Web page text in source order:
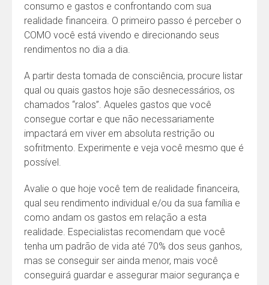
consumo e gastos e confrontando com sua
realidade financeira. O primeiro passo é perceber o
COMO você está vivendo e direcionando seus
rendimentos no dia a dia.
A partir desta tomada de consciência, procure listar
qual ou quais gastos hoje são desnecessários, os
chamados “ralos”. Aqueles gastos que você
consegue cortar e que não necessariamente
impactará em viver em absoluta restrição ou
sofritmento. Experimente e veja você mesmo que é
possível.
Avalie o que hoje você tem de realidade financeira,
qual seu rendimento individual e/ou da sua família e
como andam os gastos em relação a esta
realidade. Especialistas recomendam que você
tenha um padrão de vida até 70% dos seus ganhos,
mas se conseguir ser ainda menor, mais você
conseguirá guardar e assegurar maior segurança e